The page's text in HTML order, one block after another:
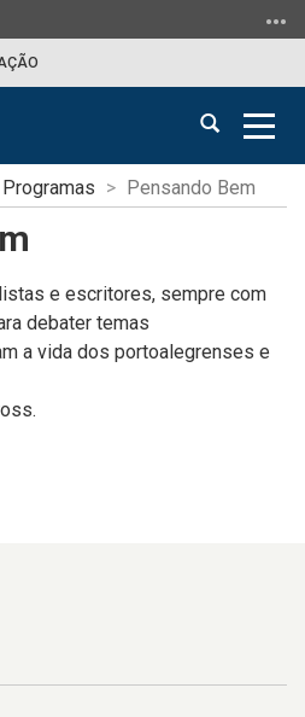
Abrir
busca
Programas Pensando Bem
e escritores, sempre com
debater temas
a vida dos portoalegrenses e